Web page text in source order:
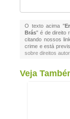
O texto acima "
Brás" é de direito
citando nossos
crime e está
sobre direitos
Veja